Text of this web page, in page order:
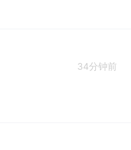
34分钟前